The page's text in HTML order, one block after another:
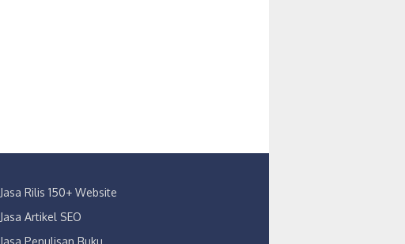
Jasa Rilis 150+ Website
Jasa Artikel SEO
Jasa Penulisan Buku